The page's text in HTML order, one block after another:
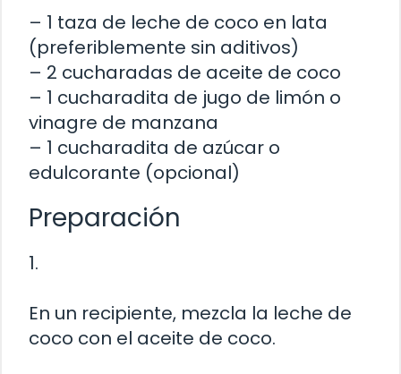
– 1 taza de leche de coco en lata
(preferiblemente sin aditivos)
– 2 cucharadas de aceite de coco
– 1 cucharadita de jugo de limón o
vinagre de manzana
– 1 cucharadita de azúcar o
edulcorante (opcional)
Preparación
1.
En un recipiente, mezcla la leche de
coco con el aceite de coco.